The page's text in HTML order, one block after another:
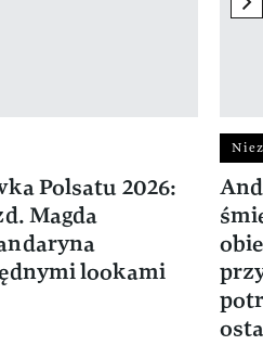
Polsatu 2026:
Magda
lookami